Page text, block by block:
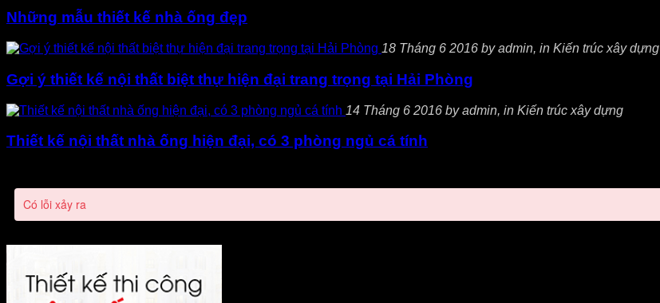
Những mẫu thiết kế nhà ống đẹp
18 Tháng 6 2016 by admin, in Kiến trúc xây dựng
Gợi ý thiết kế nội thất biệt thự hiện đại trang trọng tại Hải Phòng
14 Tháng 6 2016 by admin, in Kiến trúc xây dựng
Thiết kế nội thất nhà ống hiện đại, có 3 phòng ngủ cá tính
Có lỗi xảy ra